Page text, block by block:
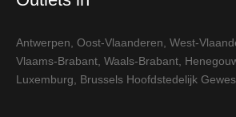
Antwerpen Oost-Vlaanderen West-
Vlaams-Brabant Waals-Brabant
Luxemburg
Brussels Hoofdstedelijk